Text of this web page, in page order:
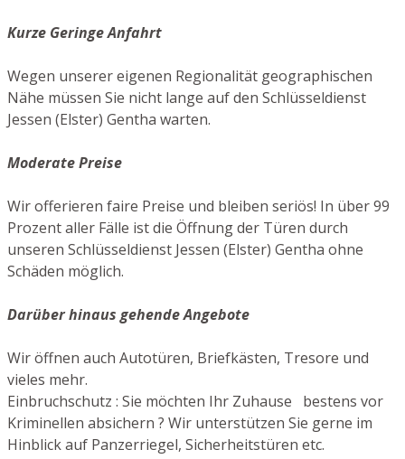
Kurze Geringe Anfahrt
Wegen unserer eigenen Regionalität geographischen
Nähe müssen Sie nicht lange auf den Schlüsseldienst
Jessen (Elster) Gentha warten.
Moderate Preise
Wir offerieren faire Preise und bleiben seriös! In über 99
Prozent aller Fälle ist die Öffnung der Türen durch
unseren Schlüsseldienst Jessen (Elster) Gentha ohne
Schäden möglich.
Darüber hinaus gehende Angebote
Wir öffnen auch Autotüren, Briefkästen, Tresore und
vieles mehr.
Einbruchschutz : Sie möchten Ihr Zuhause bestens vor
Kriminellen absichern ? Wir unterstützen Sie gerne im
Hinblick auf Panzerriegel, Sicherheitstüren etc.